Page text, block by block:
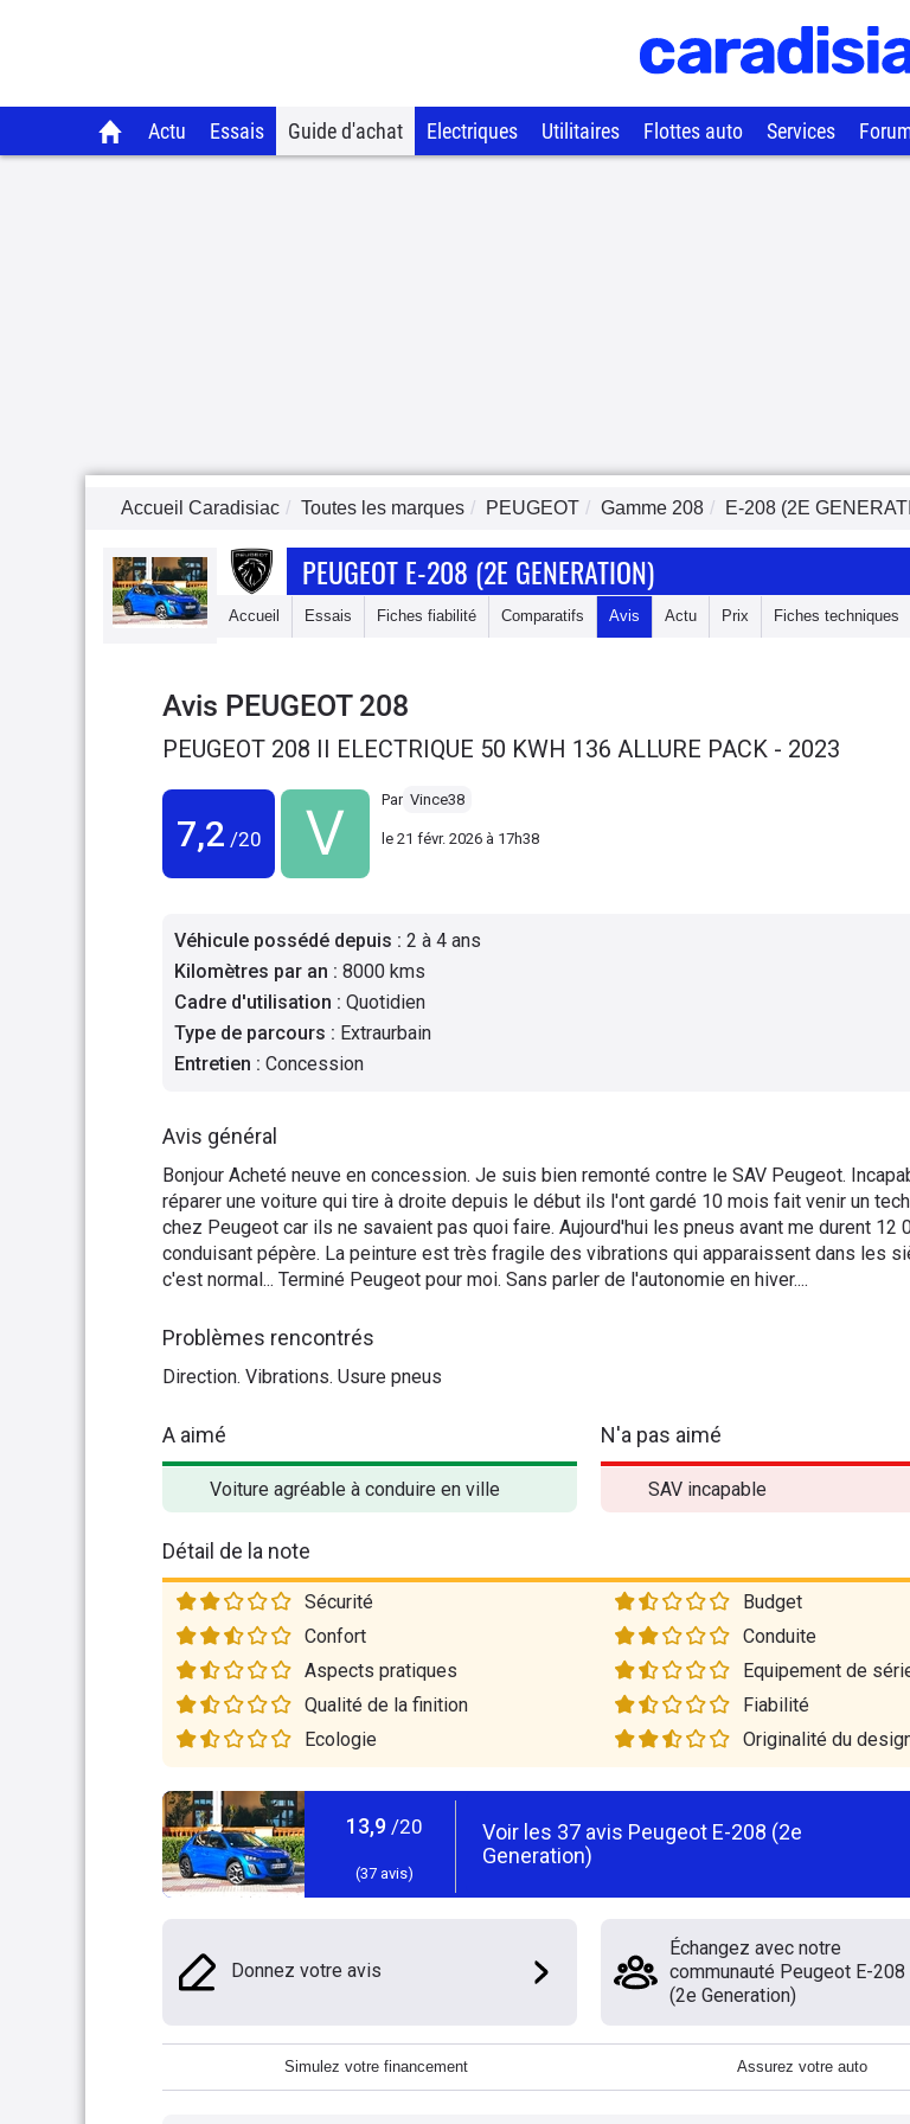
Actu Essais Guide d'achat Electriques Utilitaires Flottes auto Services
Accueil Caradisiac Toutes les marques PEUGEOT Gamme 208 E-208 (2E
PEUGEOT E-208 (2E GENERATION)
Accueil Essais Fiches fiabilité Comparatifs Avis Actu Prix Fiches techniques
Avis PEUGEOT 208
PEUGEOT 208 II ELECTRIQUE 50 KWH 136 ALLURE PACK - 2023
7,2 /20
Par Vince38
le 21 févr. 2026 à 17h38
Véhicule possédé depuis : 2 à 4 ans
Kilomètres par an : 8000 kms
Cadre d'utilisation : Quotidien
Type de parcours : Extraurbain
Entretien : Concession
Avis général
Bonjour Acheté neuve en concession. Je suis bien remonté contre le SAV Peugeot.
réparer une voiture qui tire à droite depuis le début ils l'ont gardé 10 mois fait venir un
chez Peugeot car ils ne savaient pas quoi faire. Aujourd'hui les pneus avant me durent 12
conduisant pépère. La peinture est très fragile des vibrations qui apparaissent dans les
c'est normal... Terminé Peugeot pour moi. Sans parler de l'autonomie en hiver....
Problèmes rencontrés
Direction. Vibrations. Usure pneus
A aimé
Voiture agréable à conduire en ville
N'a pas aimé
SAV incapable
Détail de la note
Sécurité
Budget
Confort
Conduite
Aspects pratiques
Equipement de
Qualité de la finition
Fiabilité
Ecologie
Originalité du
13,9 /20
(37 avis)
Voir les 37 avis Peugeot E-208 (2e
Generation)
Donnez votre avis
Échangez avec notre
communauté Peugeot E-208
(2e Generation)
Simulez votre financement Assurez votre auto